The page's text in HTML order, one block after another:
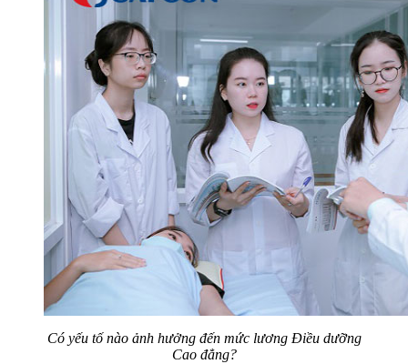
Có yếu tố nào ảnh hưởng đến mức lương Điều dưỡng
Cao đẳng?